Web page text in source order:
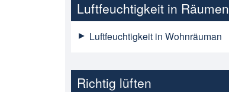
Luftfeuchtigkeit in Räumen
Luftfeuchtigkeit in Wohnräuman
Richtig lüften